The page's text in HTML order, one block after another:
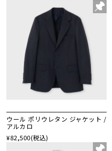
ウール ポリウレタン ジャケット /
アルカロ
¥82,500(税込)